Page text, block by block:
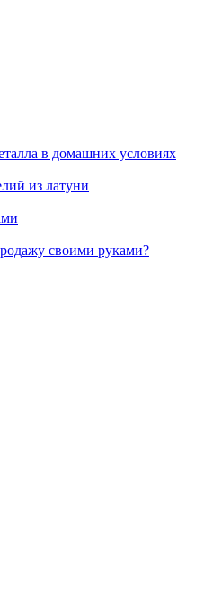
в домашних условиях
из латуни
своими руками?